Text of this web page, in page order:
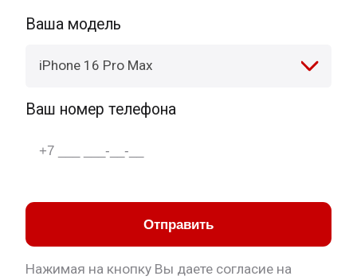
Ваша модель
iPhone 16 Pro Max
Ваш номер телефона
Отправить
Нажимая на кнопку Вы даете согласие на